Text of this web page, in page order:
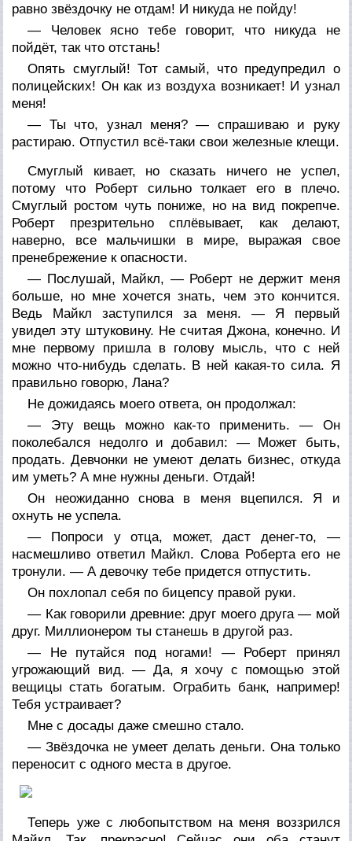
равно звёздочку не отдам! И никуда не пойду!
— Человек ясно тебе говорит, что никуда не
пойдёт, так что отстань!
Опять смуглый! Тот самый, что предупредил о
полицейских! Он как из воздуха возникает! И узнал
меня!
— Ты что, узнал меня? — спрашиваю и руку
растираю. Отпустил всё-таки свои железные клещи.
Смуглый кивает, но сказать ничего не успел,
потому что Роберт сильно толкает его в плечо.
Смуглый ростом чуть пониже, но на вид покрепче.
Роберт презрительно сплёвывает, как делают,
наверно, все мальчишки в мире, выражая свое
пренебрежение к опасности.
— Послушай, Майкл, — Роберт не держит меня
больше, но мне хочется знать, чем это кончится.
Ведь Майкл заступился за меня. — Я первый
увидел эту штуковину. Не считая Джона, конечно. И
мне первому пришла в голову мысль, что с ней
можно что-нибудь сделать. В ней какая-то сила. Я
правильно говорю, Лана?
Не дожидаясь моего ответа, он продолжал:
— Эту вещь можно как-то применить. — Он
поколебался недолго и добавил: — Может быть,
продать. Девчонки не умеют делать бизнес, откуда
им уметь? А мне нужны деньги. Отдай!
Он неожиданно снова в меня вцепился. Я и
охнуть не успела.
— Попроси у отца, может, даст денег-то, —
насмешливо ответил Майкл. Слова Роберта его не
тронули. — А девочку тебе придется отпустить.
Он похлопал себя по бицепсу правой руки.
— Как говорили древние: друг моего друга — мой
друг. Миллионером ты станешь в другой раз.
— Не путайся под ногами! — Роберт принял
угрожающий вид. — Да, я хочу с помощью этой
вещицы стать богатым. Ограбить банк, например!
Тебя устраивает?
Мне с досады даже смешно стало.
— Звёздочка не умеет делать деньги. Она только
переносит с одного места в другое.
Теперь уже с любопытством на меня воззрился